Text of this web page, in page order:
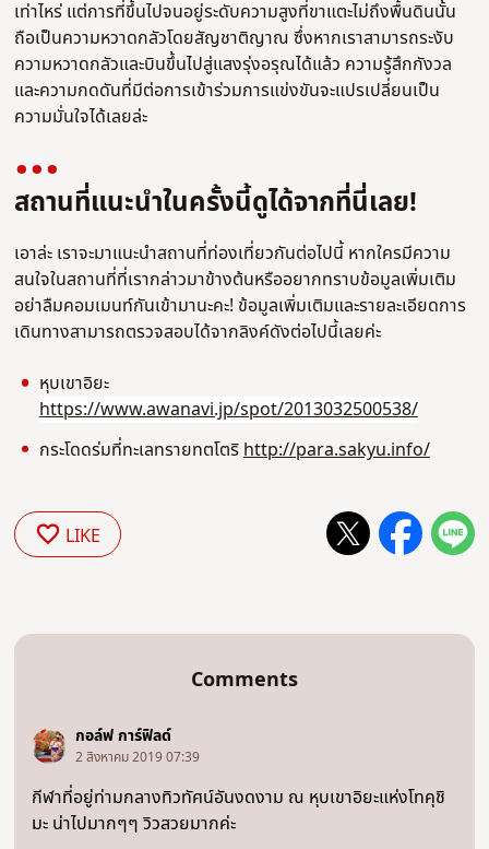
เท่าไหร่ แต่การที่ขึ้นไปจนอยู่ระดับความสูงที่ขาแตะไม่ถึงพื้นดินนั้น
ถือเป็นความหวาดกลัวโดยสัญชาติญาณ ซึ่งหากเราสามารถระงับ
ความหวาดกลัวและบินขึ้นไปสู่แสงรุ่งอรุณได้แล้ว ความรู้สึกกังวล
และความกดดันที่มีต่อการเข้าร่วมการแข่งขันจะแปรเปลี่ยนเป็น
ความมั่นใจได้เลยล่ะ
สถานที่แนะนำในครั้งนี้ดูได้จากที่นี่เลย!
เอาล่ะ เราจะมาแนะนำสถานที่ท่องเที่ยวกันต่อไปนี้ หากใครมีความ
สนใจในสถานที่ที่เรากล่าวมาข้างต้นหรืออยากทราบข้อมูลเพิ่มเติม
อย่าลืมคอมเมนท์กันเข้ามานะคะ! ข้อมูลเพิ่มเติมและรายละเอียดการ
เดินทางสามารถตรวจสอบได้จากลิงค์ดังต่อไปนี้เลยค่ะ
หุบเขาอิยะ
https://www.awanavi.jp/spot/2013032500538/
กระโดดร่มที่ทะเลทรายทตโตริ http://para.sakyu.info/
LIKE
Comments
กอล์ฟ การ์ฟิลด์
2 สิงหาคม 2019 07:39
กีฬาที่อยู่ท่ามกลางทิวทัศน์อันงดงาม ณ หุบเขาอิยะแห่งโทคุชิ
มะ น่าไปมากๆๆ วิวสวยมากค่ะ